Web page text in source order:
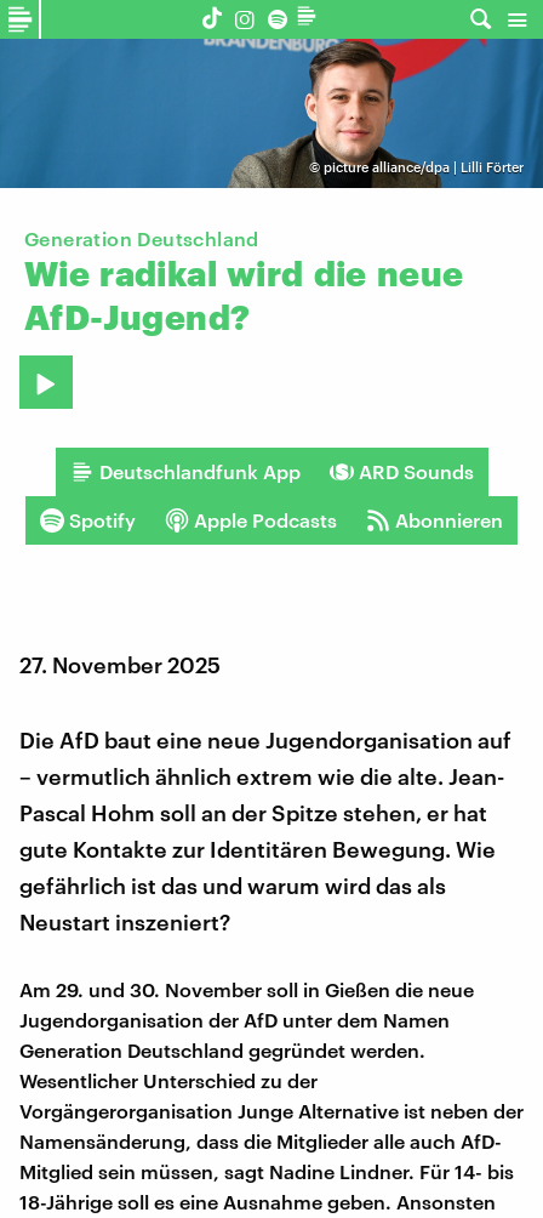
© picture alliance/dpa | Lilli Förter
Generation Deutschland
Wie radikal wird die neue
AfD-Jugend?
Deutschlandfunk App ARD Sounds
Spotify Apple Podcasts Abonnieren
27. November 2025
Die AfD baut eine neue Jugendorganisation auf
– vermutlich ähnlich extrem wie die alte. Jean-
Pascal Hohm soll an der Spitze stehen, er hat
gute Kontakte zur Identitären Bewegung. Wie
gefährlich ist das und warum wird das als
Neustart inszeniert?
Am 29. und 30. November soll in Gießen die neue
Jugendorganisation der AfD unter dem Namen
Generation Deutschland gegründet werden.
Wesentlicher Unterschied zu der
Vorgängerorganisation Junge Alternative ist neben der
Namensänderung, dass die Mitglieder alle auch AfD-
Mitglied sein müssen, sagt Nadine Lindner. Für 14- bis
18-Jährige soll es eine Ausnahme geben. Ansonsten